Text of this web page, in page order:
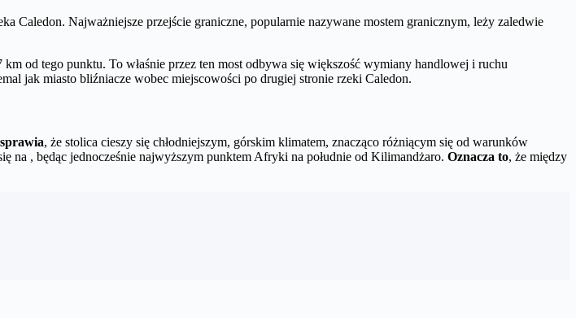
Caledon. Najważniejsze przejście graniczne, popularnie nazywane mostem granicznym, leży zaledwie
km od tego punktu. To właśnie przez ten most odbywa się większość wymiany handlowej i ruchu
jak miasto bliźniacze wobec miejscowości po drugiej stronie rzeki Caledon.
, że stolica cieszy się chłodniejszym, górskim klimatem, znacząco różniącym się od warunków
, będąc jednocześnie najwyższym punktem Afryki na południe od Kilimandżaro. Oznacza to, że między